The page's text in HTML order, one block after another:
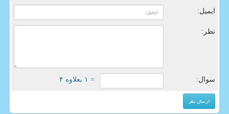
ایمیل:
نظر:
سوال: = ۱ بعلاوه ۴